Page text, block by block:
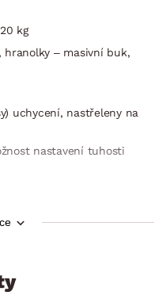
kg
– masivní buk,
uchycení, nastřeleny na
nastavení tuhosti